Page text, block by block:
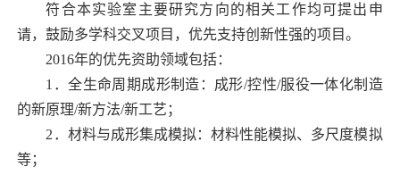
符合本实验室主要研究方向的相关工作均可提出申
请，鼓励多学科交叉项目，优先支持创新性强的项目。
2016年的优先资助领域包括：
1．全生命周期成形制造：成形/控性/服役一体化制造
的新原理/新方法/新工艺；
2． 材料与成形集成模拟：材料性能模拟、多尺度模拟
等；